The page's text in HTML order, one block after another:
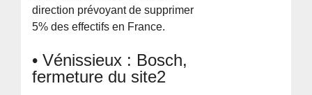
direction prévoyant de supprimer
5% des effectifs en France.
• Vénissieux : Bosch,
fermeture du site2